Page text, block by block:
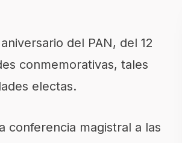
del PAN, del 12
conmemorativas, tales
electas.
conferencia magistral a las